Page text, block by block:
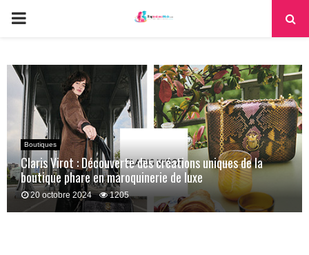
PRIMARY
Boutiques
Claris Virot : Découverte des créations uniques de la
boutique phare en maroquinerie de luxe
20 octobre 2024 1205